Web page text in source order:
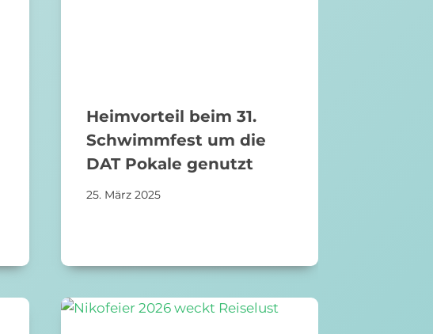
Heimvorteil beim 31.
Schwimmfest um die
DAT Pokale genutzt
25. März 2025